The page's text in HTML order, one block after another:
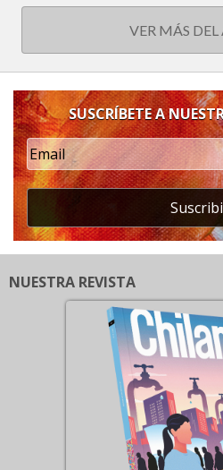
VER MÁS
SUSCRÍBETE A
NUESTRA REVISTA